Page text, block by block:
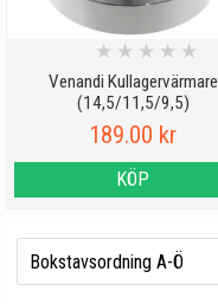
Venandi Kullagervärmare
(14,5/11,5/9,5)
★ ★ ★ ★ ★
189.00 kr
KÖP